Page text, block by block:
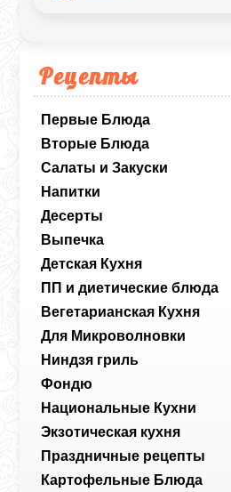
Рецепты
Первые Блюда
Вторые Блюда
Салаты и Закуски
Напитки
Десерты
Выпечка
Детская Кухня
ПП и диетические блюда
Вегетарианская Кухня
Для Микроволновки
Ниндзя гриль
Фондю
Национальные Кухни
Экзотическая кухня
Праздничные рецепты
Картофельные Блюда
в холодильнике. Тогда
правильно «схватится»,
сливочный десерт,
во рту.